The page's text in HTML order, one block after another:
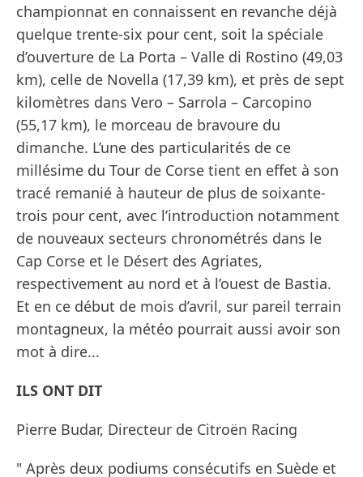
championnat en connaissent en revanche déjà
quelque trente-six pour cent, soit la spéciale
d’ouverture de La Porta – Valle di Rostino (49,03
km), celle de Novella (17,39 km), et près de sept
kilomètres dans Vero – Sarrola – Carcopino
(55,17 km), le morceau de bravoure du
dimanche. L’une des particularités de ce
millésime du Tour de Corse tient en effet à son
tracé remanié à hauteur de plus de soixante-
trois pour cent, avec l’introduction notamment
de nouveaux secteurs chronométrés dans le
Cap Corse et le Désert des Agriates,
respectivement au nord et à l’ouest de Bastia.
Et en ce début de mois d’avril, sur pareil terrain
montagneux, la météo pourrait aussi avoir son
mot à dire...
ILS ONT DIT
Pierre Budar, Directeur de Citroën Racing
" Après deux podiums consécutifs en Suède et